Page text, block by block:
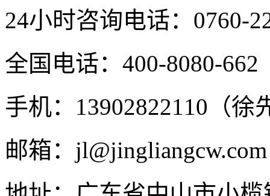
24小时咨询电话： 0760-
全国电话：400-8080-662
手机：13902822110（徐
邮箱：jl@jingliangcw.com